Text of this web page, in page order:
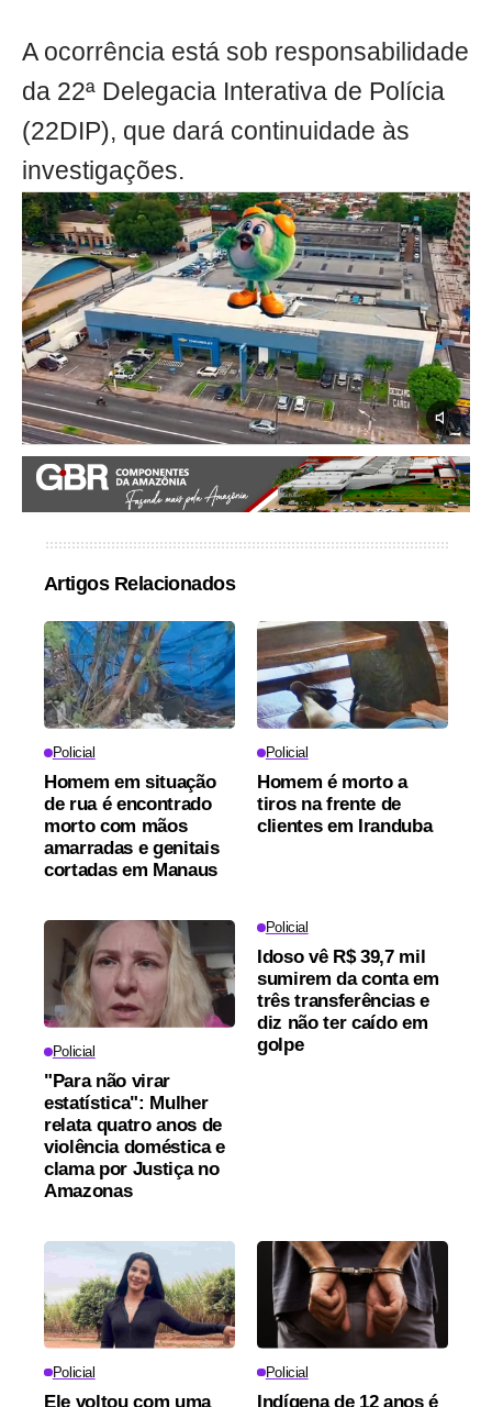
A ocorrência está sob responsabilidade
da 22ª Delegacia Interativa de Polícia
(22DIP), que dará continuidade às
investigações.
Artigos Relacionados
Policial
Homem em situação
de rua é encontrado
morto com mãos
amarradas e genitais
cortadas em Manaus
Policial
Homem é morto a
tiros na frente de
clientes em Iranduba
Policial
"Para não virar
estatística": Mulher
relata quatro anos de
violência doméstica e
clama por Justiça no
Amazonas
Policial
Idoso vê R$ 39,7 mil
sumirem da conta em
três transferências e
diz não ter caído em
golpe
Policial
Ele voltou com uma
Policial
Indígena de 12 anos é